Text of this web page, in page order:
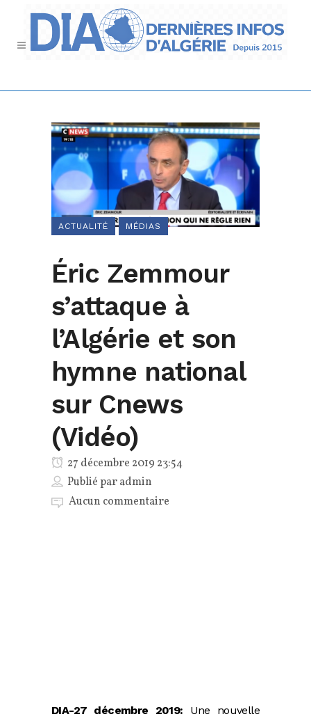
ACTUALITÉ MÉDIAS
Éric Zemmour
s’attaque à
l’Algérie et son
hymne national
sur Cnews
(Vidéo)
27 décembre 2019 23:54
Publié paradmin
Aucun commentaire
DIA-27 décembre 2019: Une nouvelle